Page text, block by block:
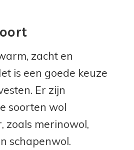
zacht en
is een goede keuze
Er zijn
soorten wol
zoals merinowol,
schapenwol.